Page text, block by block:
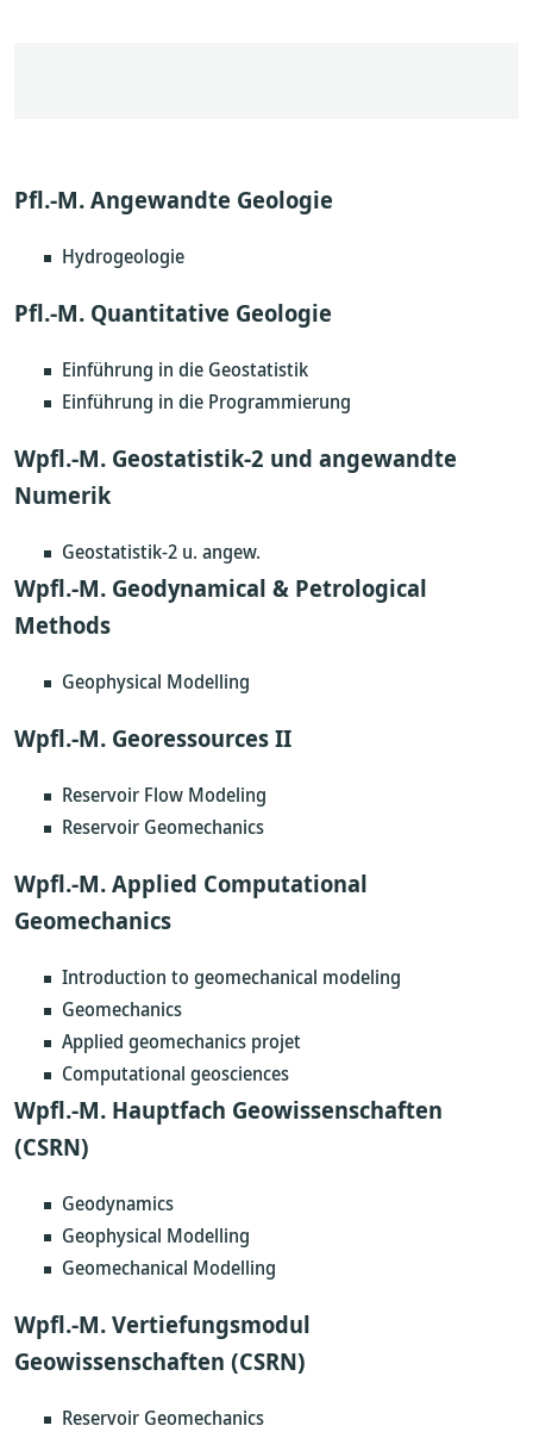
Pfl.-M. Angewandte Geologie
Hydrogeologie
Pfl.-M. Quantitative Geologie
Einführung in die Geostatistik
Einführung in die Programmierung
Wpfl.-M. Geostatistik-2 und angewandte
Numerik
Geostatistik-2 u. angew.
Wpfl.-M. Geodynamical & Petrological
Methods
Geophysical Modelling
Wpfl.-M. Georessources II
Reservoir Flow Modeling
Reservoir Geomechanics
Wpfl.-M. Applied Computational
Geomechanics
Introduction to geomechanical modeling
Geomechanics
Applied geomechanics projet
Computational geosciences
Wpfl.-M. Hauptfach Geowissenschaften
(CSRN)
Geodynamics
Geophysical Modelling
Geomechanical Modelling
Wpfl.-M. Vertiefungsmodul
Geowissenschaften (CSRN)
Reservoir Geomechanics